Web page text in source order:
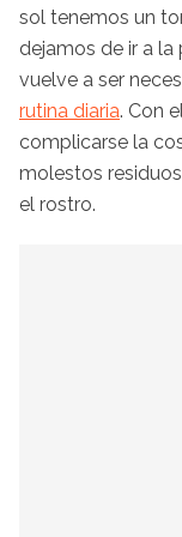
sol tenemos un
dejamos de ir a
vuelve a ser
rutina diaria. Con
complicarse la
molestos
el rostro.